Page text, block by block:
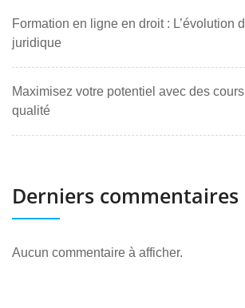
Formation en ligne en droit : L’évolution
juridique
Maximisez votre potentiel avec des
qualité
Derniers commentaires
Aucun commentaire à afficher.